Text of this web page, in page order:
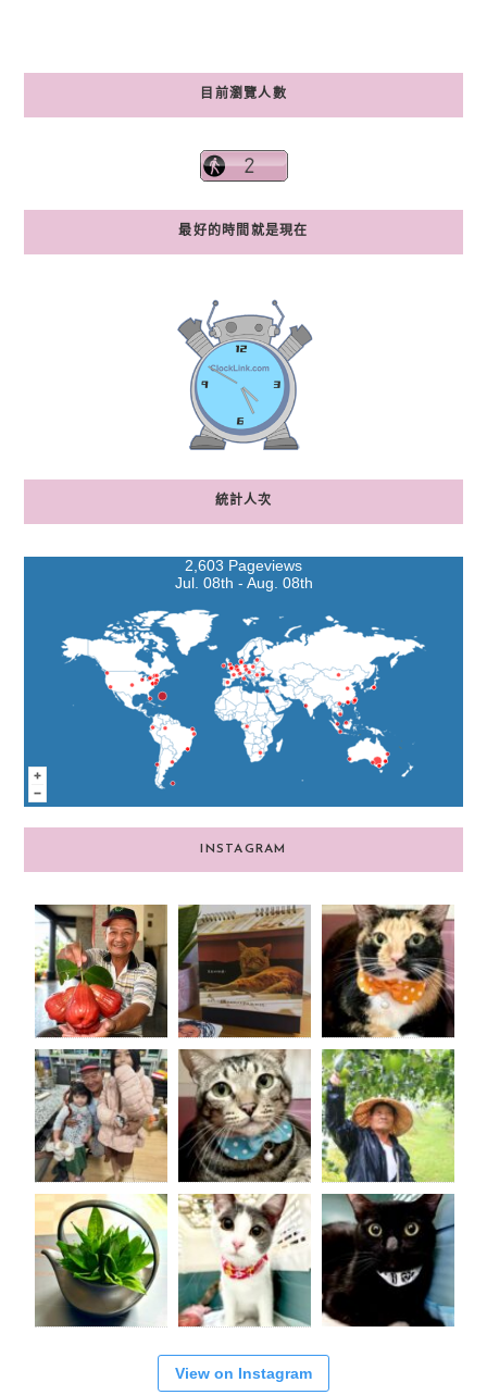
目前瀏覽人數
最好的時間就是現在
統計人次
2,603 Pageviews
Jul. 08th - Aug. 08th
INSTAGRAM
View on Instagram